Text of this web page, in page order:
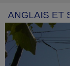
ANGLAIS ET